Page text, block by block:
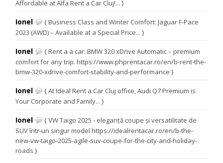
Affordable at Alfa Rent a Car Cluj!... }
Ionel
{ Business Class and Winter Comfort: Jaguar F-Pace
2023 (AWD) – Available at a Special Price... }
Ionel
{ Rent a a car: BMW 320 xDrive Automatic – premium
comfort for any trip. https://www.phprentacar.ro/en/b-rent-the-
bmw-320-xdrive-comfort-stability-and-performance }
Ionel
{ At Ideal Rent a Car Cluj office, Audi Q7 Premium is
Your Corporate and Family... }
Ionel
{ VW Taigo 2025 - eleganță coupe și versatilitate de
SUV într-un singur model https://idealrentacar.ro/en/b-the-
new-vw-taigo-2025-agile-suv-coupe-for-the-city-and-holiday-
roads }